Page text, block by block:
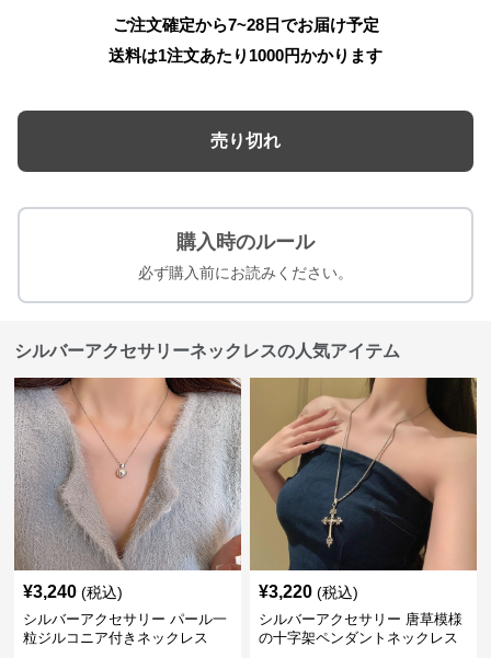
ご注文確定から7~28日でお届け予定
送料は1注文あたり 1000円かかります
売り切れ
購入時のルール
必ず購入前にお読みください。
シルバーアクセサリーネックレスの人気アイテム
¥3,240 (税込)
シルバーアクセサリー パール一
粒ジルコニア付きネックレス
¥3,220 (税込)
シルバーアクセサリー 唐草模様
の十字架ペンダントネックレス